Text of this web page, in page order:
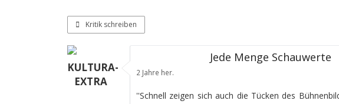
Kritik schreiben
KULTURA-
EXTRA
Jede Menge Schauwerte
2 Jahre her.
''Schnell zeigen sich auch die Tücken des